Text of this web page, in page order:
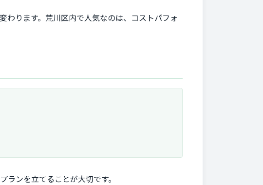
わります。荒川区内で人気なのは、コストパフォ
ンを立てることが大切です。